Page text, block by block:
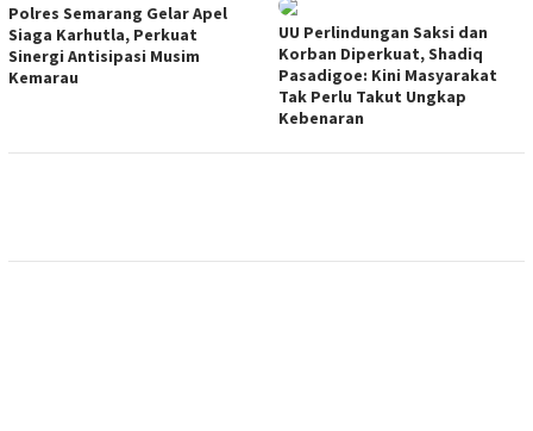
Polres Semarang Gelar Apel
Siaga Karhutla, Perkuat
Sinergi Antisipasi Musim
Kemarau
UU Perlindungan Saksi dan
Korban Diperkuat, Shadiq
Pasadigoe: Kini Masyarakat
Tak Perlu Takut Ungkap
Kebenaran